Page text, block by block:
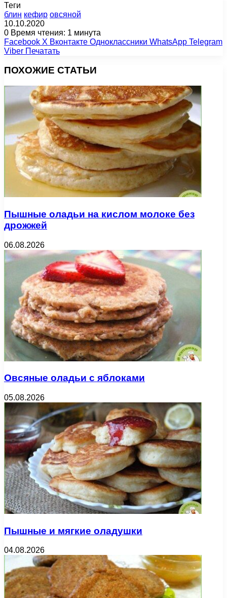
Теги
блин кефир овсяной
10.10.2020
0 Время чтения: 1 минута
Facebook X Вконтакте Одноклассники WhatsApp Telegram
Viber Печатать
ПОХОЖИЕ СТАТЬИ
Пышные оладьи на кислом молоке без
дрожжей
06.08.2026
Овсяные оладьи с яблоками
05.08.2026
Пышные и мягкие оладушки
04.08.2026